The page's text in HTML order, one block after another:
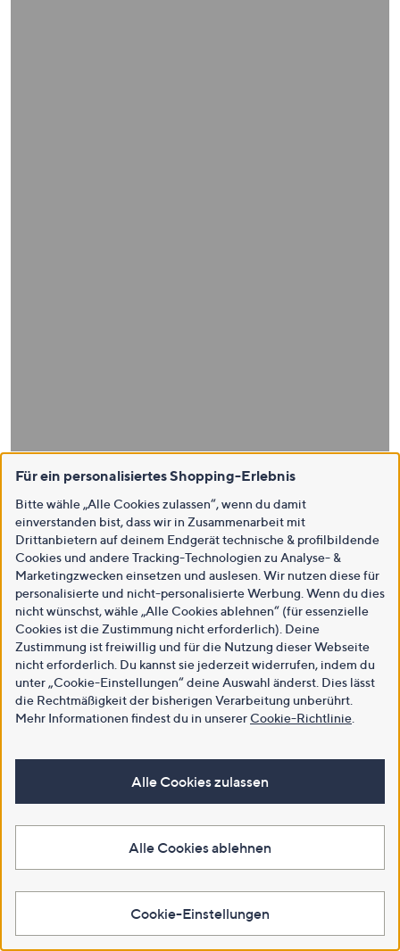
Für ein personalisiertes Shopping-Erlebnis
Bitte wähle „Alle Cookies zulassen“, wenn du damit
einverstanden bist, dass wir in Zusammenarbeit mit
Drittanbietern auf deinem Endgerät technische & profilbildende
Cookies und andere Tracking-Technologien zu Analyse- &
Marketingzwecken einsetzen und auslesen. Wir nutzen diese für
personalisierte und nicht-personalisierte Werbung. Wenn du dies
nicht wünschst, wähle „Alle Cookies ablehnen“ (für essenzielle
Cookies ist die Zustimmung nicht erforderlich). Deine
Zustimmung ist freiwillig und für die Nutzung dieser Webseite
nicht erforderlich. Du kannst sie jederzeit widerrufen, indem du
unter „Cookie-Einstellungen“ deine Auswahl änderst. Dies lässt
die Rechtmäßigkeit der bisherigen Verarbeitung unberührt.
Mehr Informationen findest du in unsererCookie-Richtlinie
Alle Cookies zulassen
Alle Cookies ablehnen
Cookie-Einstellungen